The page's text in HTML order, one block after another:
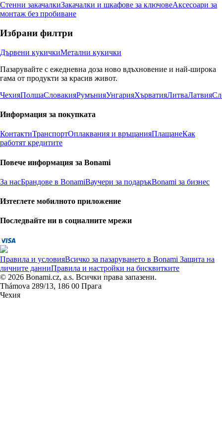
Стенни закачалкиЗакачалки и шкафове за ключовеАксесоари за
монтаж без пробиване
Избрани филтри
Дървени кукичкиМетални кукички
Пазарувайте с ежедневна доза ново вдъхновение и най-широка
гама от продукти за красив живот.
ЧехияПолшаСловакияРумънияУнгарияХърватияЛитваЛатвия
Информация за покупката
КонтактиТранспортОплаквания и връщанияПлащанеКак
работят кредитите
Повече информация за Bonami
За насБрандове в BonamiВаучери за подаръкBonami за бизнес
Изтеглете мобилното приложение
Последвайте ни в социалните мрежи
Правила и условияВсичко за пазаруването в Bonami Защита на
личните данниПравила и настройки на бисквитките
© 2026 Bonami.cz, a.s. Всички права запазени.
Thámova 289/13, 186 00 Прага
Чехия